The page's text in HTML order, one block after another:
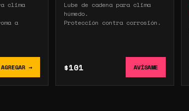
clima
a
AGREGAR →
Lube de cadena para clima
húmedo.
Protección contra corrosión.
$101 AVÍSAME